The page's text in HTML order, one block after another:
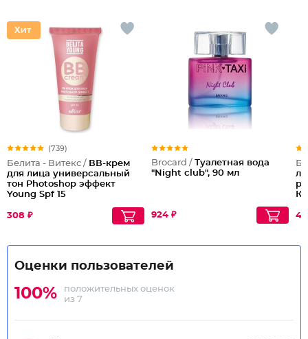
(739)
Белита - Витекс / ВВ-крем
для лица универсальный
тон Photoshop эффект
Young Spf 15
308 ₽
Brocard / Туалетная вода
"Night club", 90 мл
924 ₽
Оценки пользователей
100%
положительных оценок
из 7